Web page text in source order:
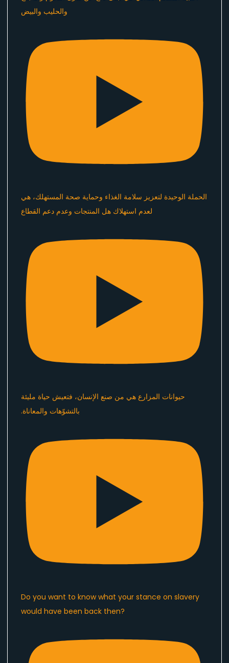
والحليب والبيض
الحملة الوحيدة لتعزيز سلامة الغذاء وحماية صحة المستهلك، هي
لعدم استهلاك هل المنتجات وعدم دعم القطاع
Do you want to know what your stance on slavery
would have been back then?